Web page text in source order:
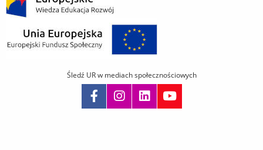
Śledź UR w mediach społecznościowych